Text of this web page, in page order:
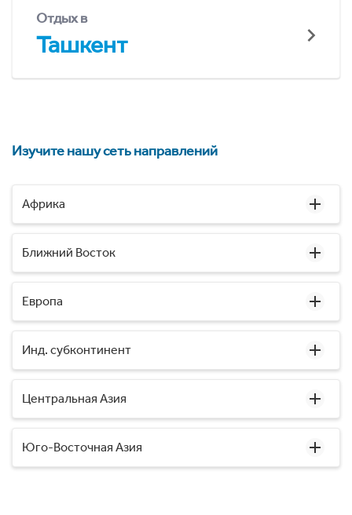
Отдых в
Ташкент
Изучите нашу сеть направлений
Африка
Ближний Восток
Европа
Инд. субконтинент
Центральная Азия
Юго-Восточная Азия